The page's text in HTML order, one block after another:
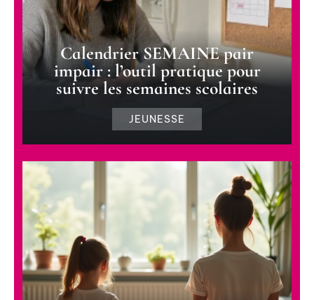
Calendrier SEMAINE pair
impair : l’outil pratique pour
suivre les semaines scolaires
JEUNESSE